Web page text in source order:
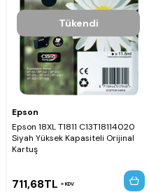
Tükendi
Epson
Epson 18XL T1811 C13T18114020
Siyah Yüksek Kapasiteli Orijinal
Kartuş
711,68TL KDV